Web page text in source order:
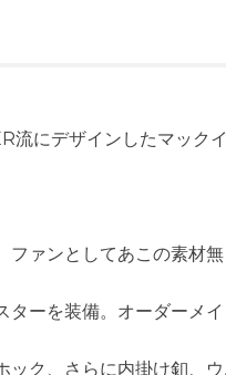
にデザインしたマックイ
ァンとしてあこの素材
ーを装備。オーダーメイ
ク、さらに内掛け釦、